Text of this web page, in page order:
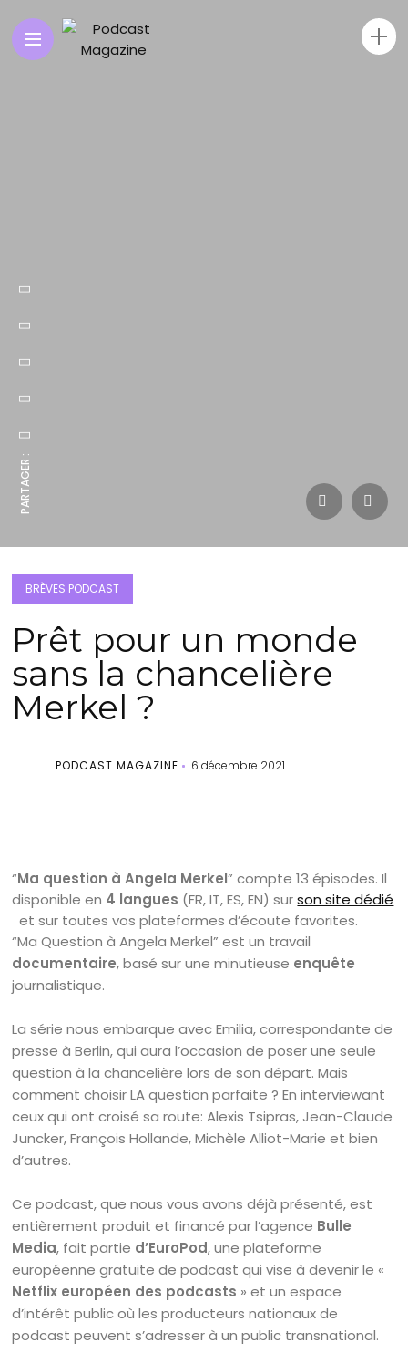
PARTAGER :
BRÈVES PODCAST
Prêt pour un monde
sans la chancelière
Merkel ?
PODCAST MAGAZINE 6 décembre 2021
“Ma question à Angela Merkel” compte 13 épisodes. Il
disponible en 4 langues (FR, IT, ES, EN) surson site dédié
et sur toutes vos plateformes d’écoute favorites.
“Ma Question à Angela Merkel” est un travail
documentaire, basé sur une minutieuse enquête
journalistique.
La série nous embarque avec Emilia, correspondante de
presse à Berlin, qui aura l’occasion de poser une seule
question à la chancelière lors de son départ. Mais
comment choisir LA question parfaite ? En interviewant
ceux qui ont croisé sa route: Alexis Tsipras, Jean-Claude
Juncker, François Hollande, Michèle Alliot-Marie et bien
d’autres.
Ce podcast, que nous vous avons déjà présenté, est
entièrement produit et financé par l’agence Bulle
Media, fait partie d’EuroPod, une plateforme
européenne gratuite de podcast qui vise à devenir le «
Netflix européen des podcasts » et un espace
d’intérêt public où les producteurs nationaux de
podcast peuvent s’adresser à un public transnational.